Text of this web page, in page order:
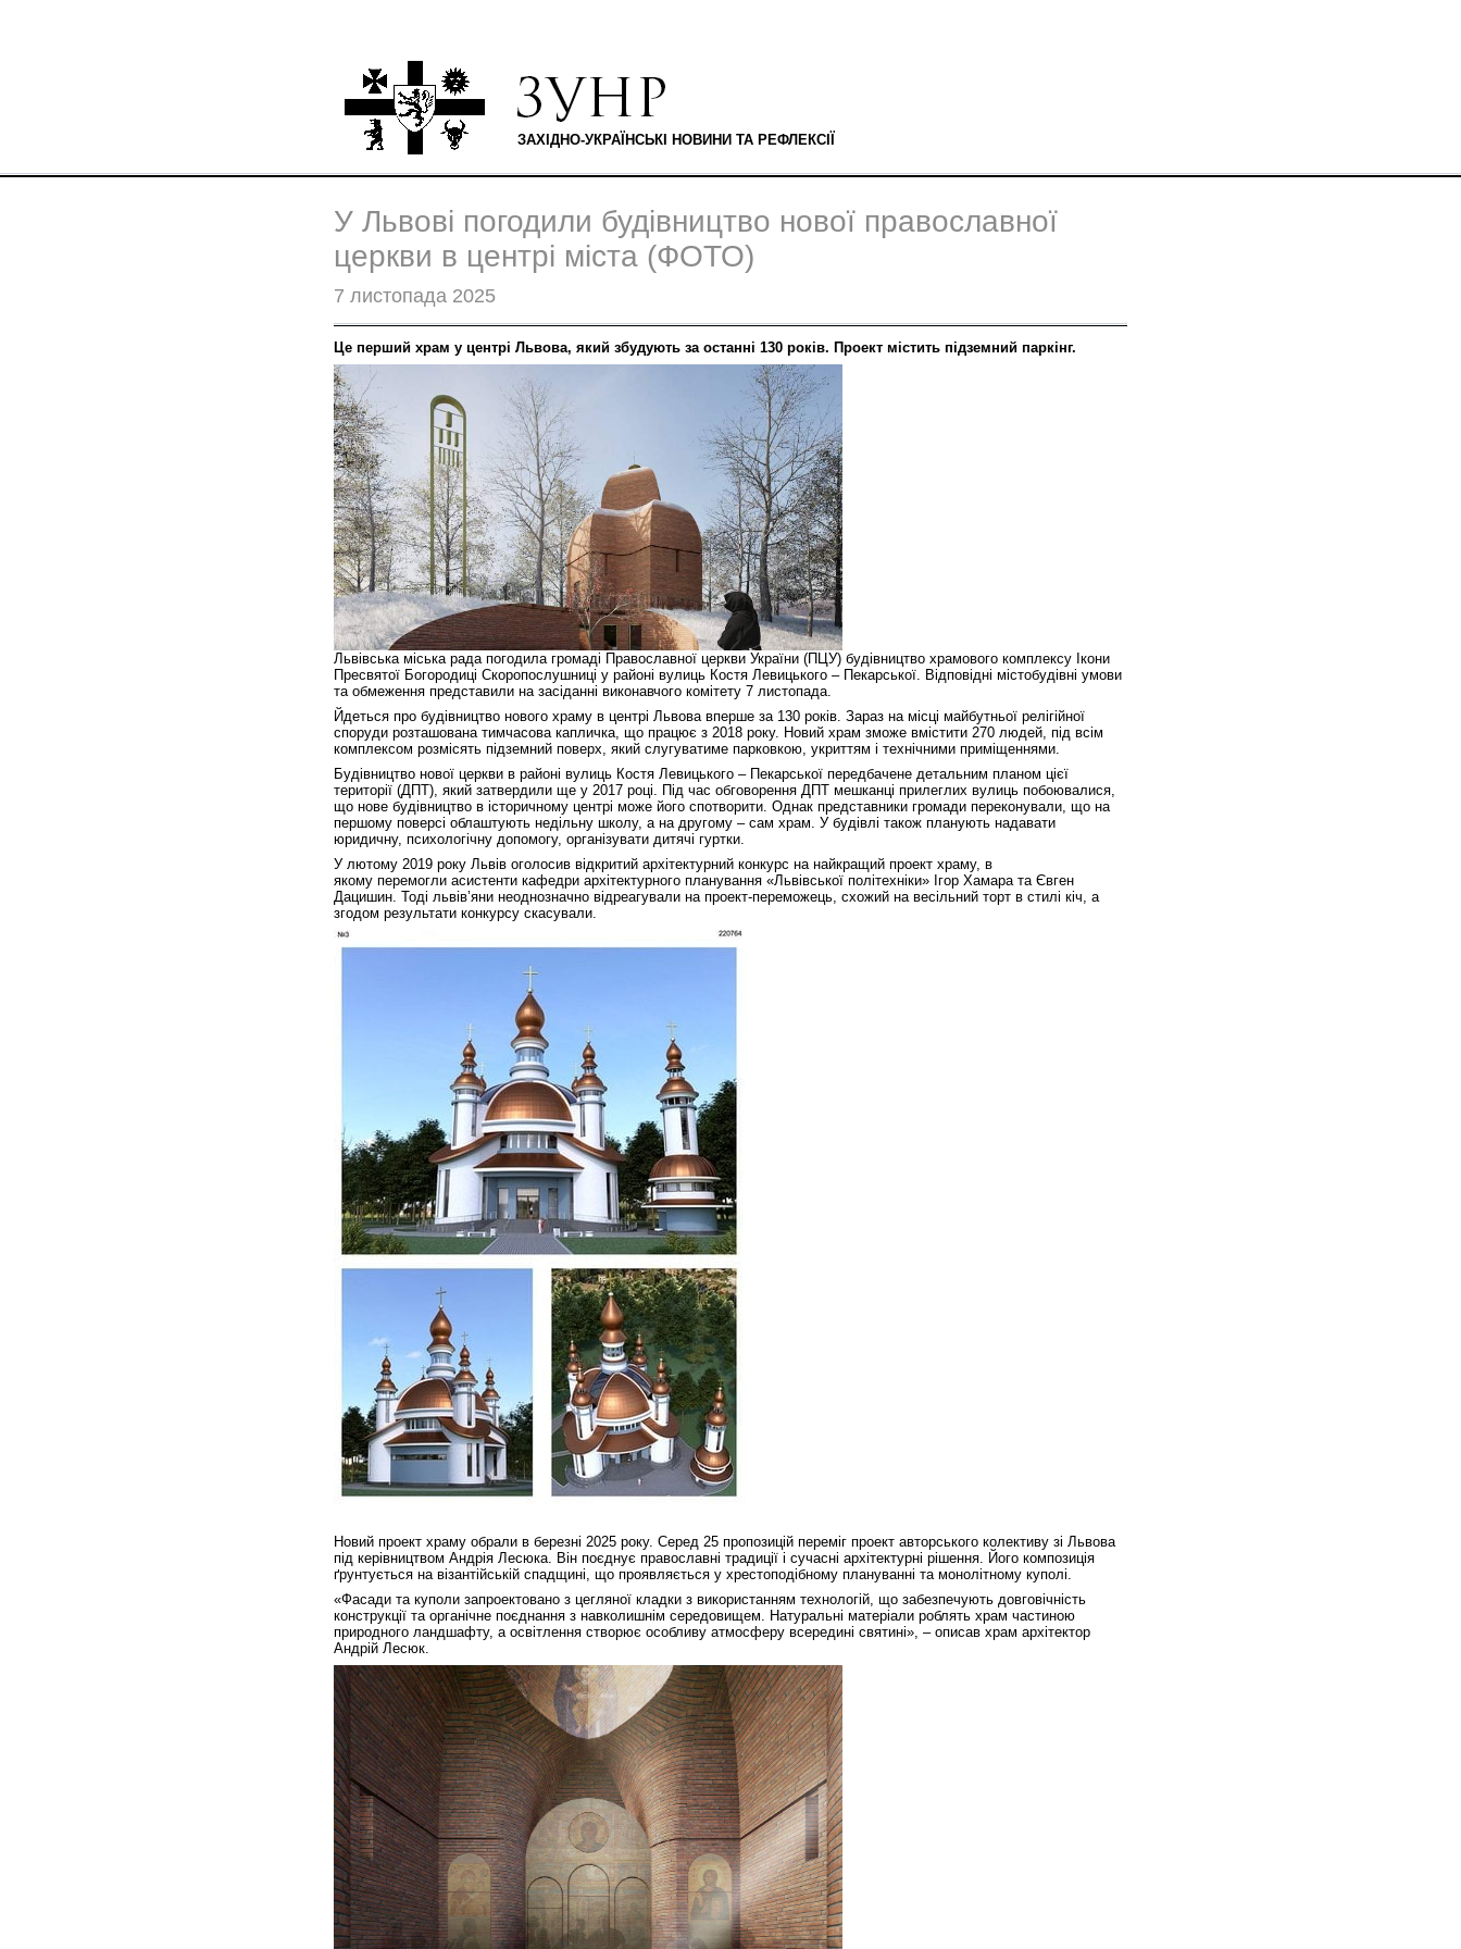
ЗАХІДНО-УКРАЇНСЬКІ НОВИНИ ТА РЕФЛЕКСІЇ
У Львові погодили будівництво нової православної
церкви в центрі міста (ФОТО)
7 листопада 2025
Це перший храм у центрі Львова, який збудують за останні 130 років. Проект містить підземний паркінг.
Львівська міська рада погодила громаді Православної церкви України (ПЦУ) будівництво храмового комплексу Ікони
Пресвятої Богородиці Скоропослушниці у районі вулиць Костя Левицького – Пекарської. Відповідні містобудівні умови
та обмеження представили на засіданні виконавчого комітету 7 листопада.
Йдеться про будівництво нового храму в центрі Львова вперше за 130 років. Зараз на місці майбутньої релігійної
споруди розташована тимчасова капличка, що працює з 2018 року. Новий храм зможе вмістити 270 людей, під всім
комплексом розмісять підземний поверх, який слугуватиме парковкою, укриттям і технічними приміщеннями.
Будівництво нової церкви в районі вулиць Костя Левицького – Пекарської передбачене детальним планом цієї
території (ДПТ), який затвердили ще у 2017 році. Під час обговорення ДПТ мешканці прилеглих вулиць побоювалися,
що нове будівництво в історичному центрі може його спотворити. Однак представники громади переконували, що на
першому поверсі облаштують недільну школу, а на другому – сам храм. У будівлі також планують надавати
юридичну, психологічну допомогу, організувати дитячі гуртки.
У лютому 2019 року Львів оголосив відкритий архітектурний конкурс на найкращий проект храму, в
якому перемогли асистенти кафедри архітектурного планування «Львівської політехніки» Ігор Хамара та Євген
Дацишин. Тоді львів’яни неоднозначно відреагували на проект-переможець, схожий на весільний торт в стилі кіч, а
згодом результати конкурсу скасували.
Новий проект храму обрали в березні 2025 року. Серед 25 пропозицій переміг проект авторського колективу зі Львова
під керівництвом Андрія Лесюка. Він поєднує православні традиції і сучасні архітектурні рішення. Його композиція
ґрунтується на візантійській спадщині, що проявляється у хрестоподібному плануванні та монолітному куполі.
«Фасади та куполи запроектовано з цегляної кладки з використанням технологій, що забезпечують довговічність
конструкції та органічне поєднання з навколишнім середовищем. Натуральні матеріали роблять храм частиною
природного ландшафту, а освітлення створює особливу атмосферу всередині святині», – описав храм архітектор
Андрій Лесюк.